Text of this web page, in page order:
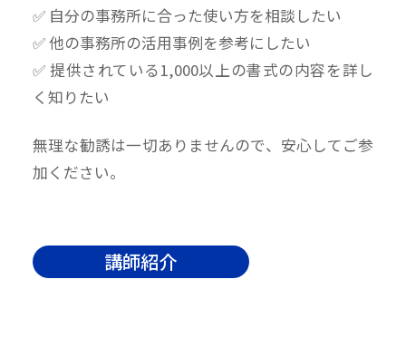
✅ 自分の事務所に合った使い方を相談したい
✅ 他の事務所の活用事例を参考にしたい
✅ 提供されている1,000以上の書式の内容を詳し
く知りたい
無理な勧誘は一切ありませんので、安心してご参
加ください。
講師紹介